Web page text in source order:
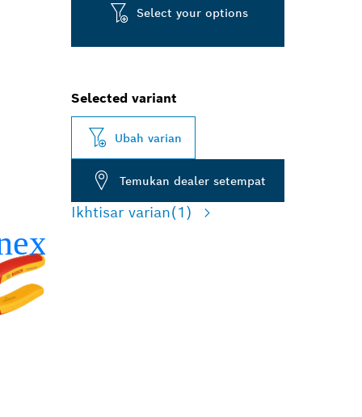
Select your options
Selected variant
Ubah varian
Temukan dealer setempat
Ikhtisar varian(1)